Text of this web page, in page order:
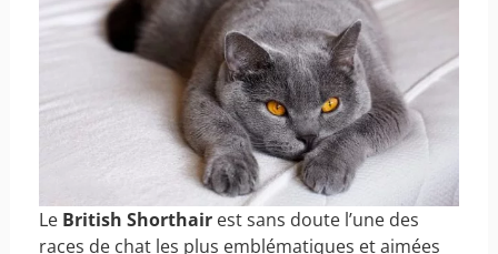
Le British Shorthairest sans doute l’une des
races de chat les plus emblématiques et aimées